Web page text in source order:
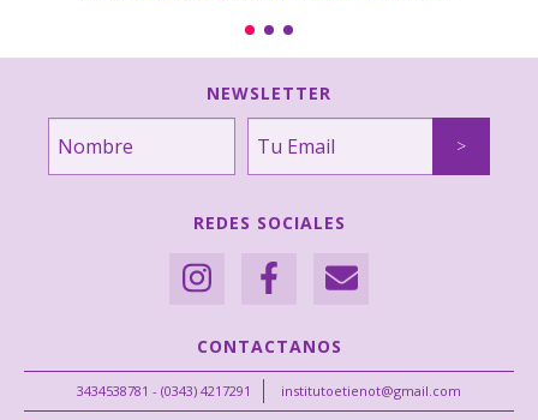
NEWSLETTER
REDES SOCIALES
CONTACTANOS
3434538781 - (0343) 4217291 institutoetienot@gmail.com